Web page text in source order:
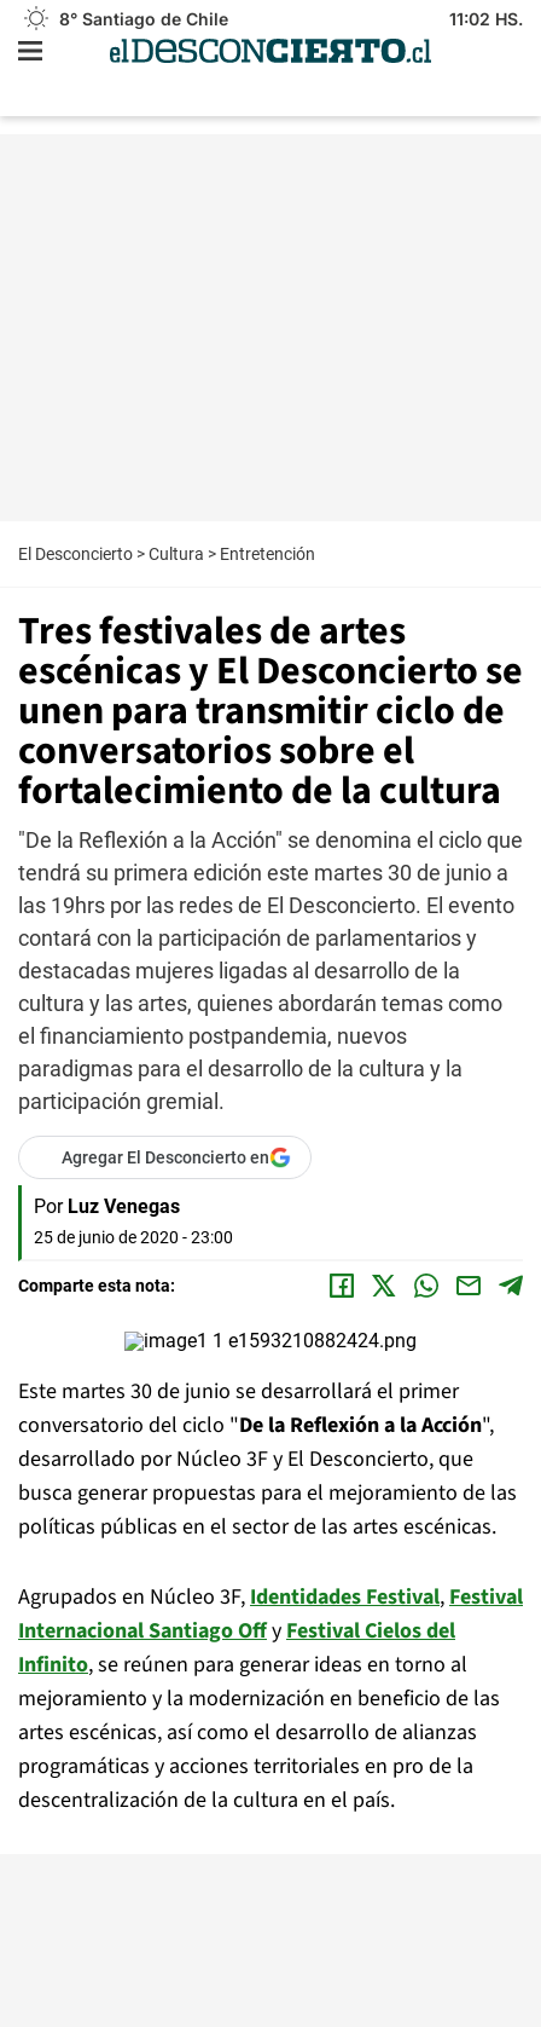
8° Santiago de Chile 11:02 HS.
El Desconcierto >Cultura > Entretención
Tres festivales de artes
escénicas y El Desconcierto se
unen para transmitir ciclo de
conversatorios sobre el
fortalecimiento de la cultura
"De la Reflexión a la Acción" se denomina el ciclo que
tendrá su primera edición este martes 30 de junio a
las 19hrs por las redes de El Desconcierto. El evento
contará con la participación de parlamentarios y
destacadas mujeres ligadas al desarrollo de la
cultura y las artes, quienes abordarán temas como
el financiamiento postpandemia, nuevos
paradigmas para el desarrollo de la cultura y la
participación gremial.
Agregar El Desconcierto en
Por Luz Venegas
25 de junio de 2020 - 23:00
Comparte esta nota:
Este martes 30 de junio se desarrollará el primer
conversatorio del ciclo "De la Reflexión a la Acción",
desarrollado por Núcleo 3F y El Desconcierto, que
busca generar propuestas para el mejoramiento de las
políticas públicas en el sector de las artes escénicas.
Agrupados en Núcleo 3F,Identidades Festival,Festival
Internacional Santiago OffyFestival Cielos del
Infinito, se reúnen para generar ideas en torno al
mejoramiento y la modernización en beneficio de las
artes escénicas, así como el desarrollo de alianzas
programáticas y acciones territoriales en pro de la
descentralización de la cultura en el país.